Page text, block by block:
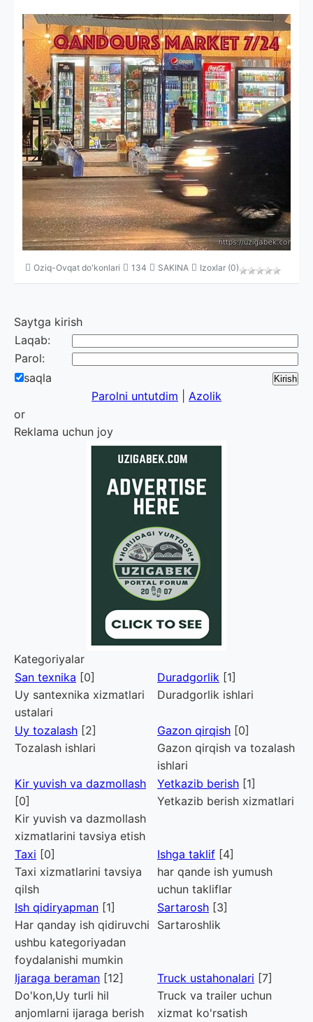
Oziq-Ovqat do'konlari 134 SAKINA Izoxlar (0)
Saytga kirish
Laqab:
Parol:
saqla
Parolni untutdim
Azolik
or
Reklama uchun joy
Kategoriyalar
San texnika [0]
Uy santexnika xizmatlari
ustalari
Duradgorlik [1]
Duradgorlik ishlari
Uy tozalash [2]
Tozalash ishlari
Gazon qirqish [0]
Gazon qirqish va tozalash
ishlari
Kir yuvish va dazmollash
[0]
Kir yuvish va dazmollash
xizmatlarini tavsiya etish
Yetkazib berish [1]
Yetkazib berish xizmatlari
Taxi [0]
Taxi xizmatlarini tavsiya
qilsh
Ishga taklif [4]
har qande ish yumush
uchun takliflar
Ish qidiryapman [1]
Har qanday ish qidiruvchi
ushbu kategoriyadan
foydalanishi mumkin
Sartarosh [3]
Sartaroshlik
Ijaraga beraman [12]
Do'kon,Uy turli hil
anjomlarni ijaraga berish
Truck ustahonalari [7]
Truck va trailer uchun
xizmat ko'rsatish